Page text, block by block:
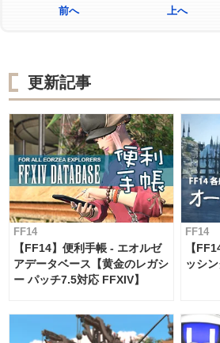
前へ 上へ
更新記事
FF14
【FF14】便利手帳 - エオルゼ
アデータベース【黄金のレガシ
ー パッチ7.5対応 FFXIV】
FF14
【
ッシ